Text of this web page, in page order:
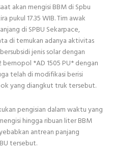
akan mengisi BBM di Spbu
pukul 17.35 WIB. Tim awak
di SPBU Sekarpace,
di temukan adanya aktivitas
jenis solar dengan
*AD 1505 PU* dengan
telah di modifikasi berisi
yang diangkut truk tersebut.
pengisian dalam waktu yang
hingga ribuan liter BBM
antrean panjang
tersebut.